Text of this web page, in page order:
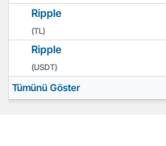
Ripple
(TL)
Ripple
(USDT)
Tümünü Göster